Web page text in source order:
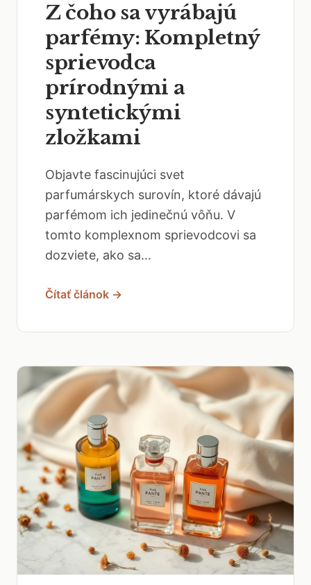
Z čoho sa vyrábajú
parfémy: Kompletný
sprievodca
prírodnými a
syntetickými
zložkami
Objavte fascinujúci svet
parfumárskych surovín, ktoré dávajú
parfémom ich jedinečnú vôňu. V
tomto komplexnom sprievodcovi sa
dozviete, ako sa...
Čítať článok →